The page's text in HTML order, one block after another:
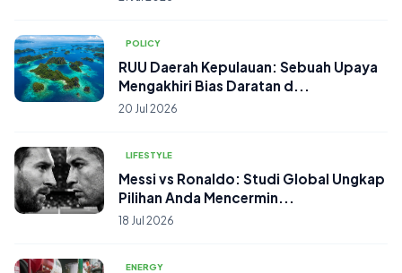
POLICY
RUU Daerah Kepulauan: Sebuah Upaya
Mengakhiri Bias Daratan d...
20 Jul 2026
LIFESTYLE
Messi vs Ronaldo: Studi Global Ungkap
Pilihan Anda Mencermin...
18 Jul 2026
ENERGY